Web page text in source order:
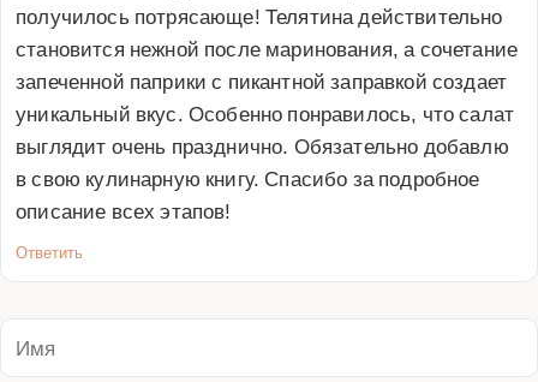
получилось потрясающе! Телятина действительно
становится нежной после маринования, а сочетание
запеченной паприки с пикантной заправкой создает
уникальный вкус. Особенно понравилось, что салат
выглядит очень празднично. Обязательно добавлю
в свою кулинарную книгу. Спасибо за подробное
описание всех этапов!
Ответить